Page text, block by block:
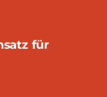
für